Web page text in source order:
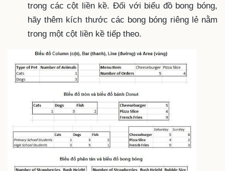
trong các cột liền kề. Đối với biểu đồ bong bóng,
hãy thêm kích thước các bong bóng riêng lẻ nằm
trong một cột liền kề tiếp theo.